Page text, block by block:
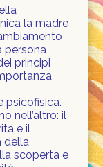
la madre
persona
principi
psicofisica.
nell’altro: il
e il
della
scoperta e